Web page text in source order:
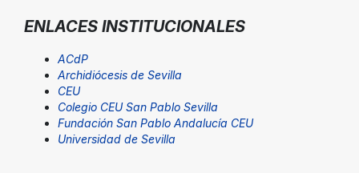
ENLACES INSTITUCIONALES
ACdP
Archidiócesis de Sevilla
CEU
Colegio CEU San Pablo Sevilla
Fundación San Pablo Andalucía CEU
Universidad de Sevilla